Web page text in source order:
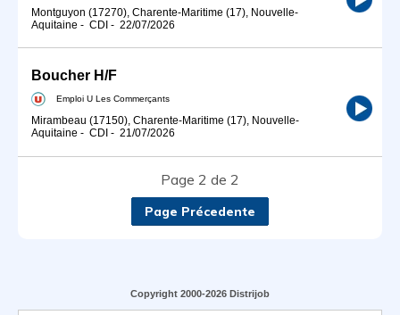
Montguyon (17270), Charente-Maritime (17), Nouvelle-
Aquitaine - CDI - 22/07/2026
Boucher H/F
Emploi U Les Commerçants
Mirambeau (17150), Charente-Maritime (17), Nouvelle-
Aquitaine - CDI - 21/07/2026
Page 2 de 2
Page Précedente
Copyright 2000-2026 Distrijob